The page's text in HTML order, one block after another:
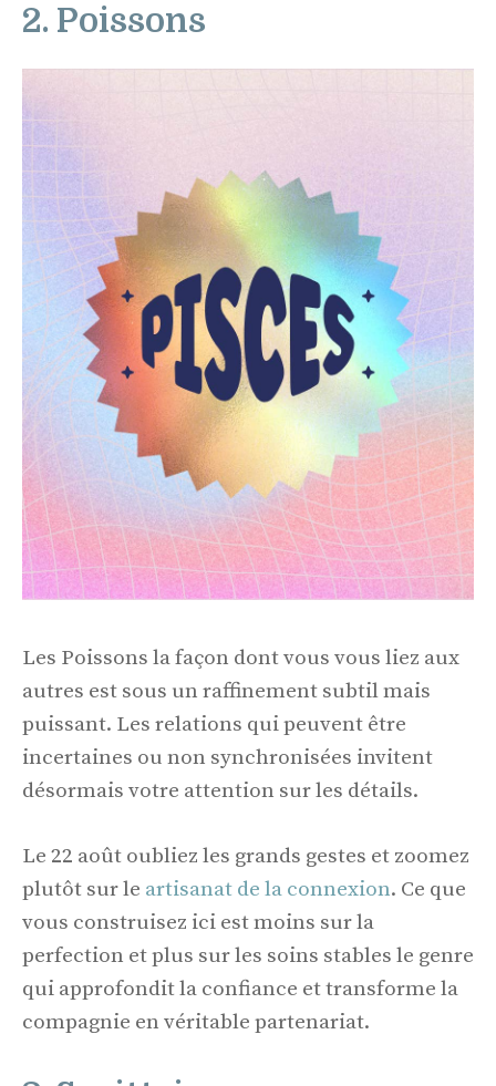
2. Poissons
Les Poissons la façon dont vous vous liez aux
autres est sous un raffinement subtil mais
puissant. Les relations qui peuvent être
incertaines ou non synchronisées invitent
désormais votre attention sur les détails.
Le 22 août oubliez les grands gestes et zoomez
plutôt sur le artisanat de la connexion. Ce que
vous construisez ici est moins sur la
perfection et plus sur les soins stables le genre
qui approfondit la confiance et transforme la
compagnie en véritable partenariat.